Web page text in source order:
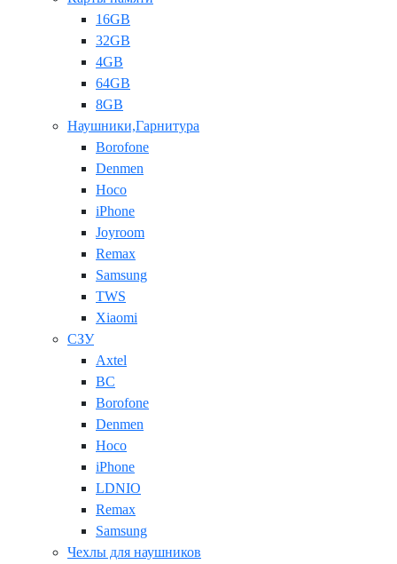
16GB
32GB
4GB
64GB
8GB
Наушники,Гарнитура
Borofone
Denmen
Hoco
iPhone
Joyroom
Remax
Samsung
TWS
Xiaomi
СЗУ
Axtel
BC
Borofone
Denmen
Hoco
iPhone
LDNIO
Remax
Samsung
Чехлы для наушников